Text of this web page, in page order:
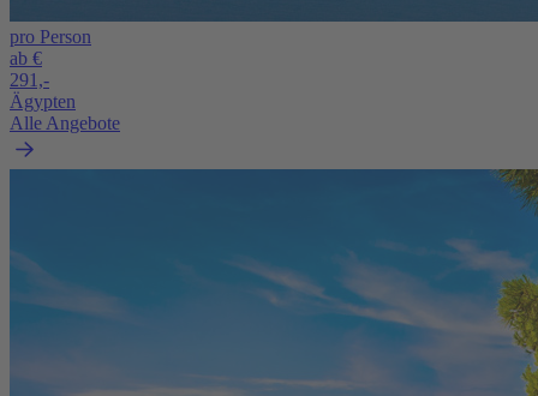
pro Person
ab €
291,-
Ägypten
Alle Angebote